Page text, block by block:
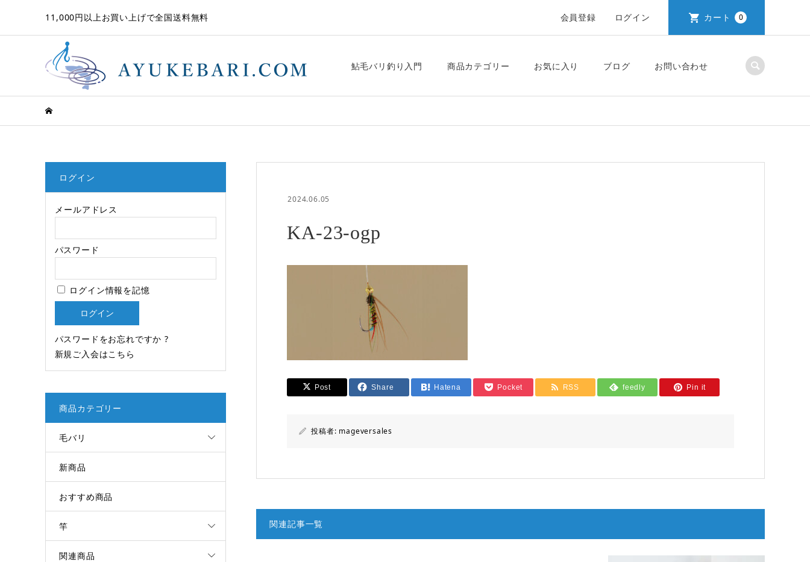
11,000円以上お買い上げで全国送料無料 会員登録 ログイン カート 0
鮎毛バリ釣り入門 商品カテゴリー お気に入り ブログ お問い合わせ
2024.06.05
KA-23-ogp
Post Share Hatena Pocket RSS feedly Pin it
投稿者: mageversales
関連記事一覧
ログイン
メールアドレス
パスワード
ログイン情報を記憶
パスワードをお忘れですか ?
新規ご入会はこちら
商品カテゴリー
毛バリ
新商品
おすすめ商品
竿
関連商品